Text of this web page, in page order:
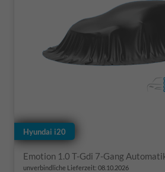
Hyundai i20
Emotion 1.0 T-Gdi 7-Gang
unverbindliche Lieferzeit: 08.10.2026